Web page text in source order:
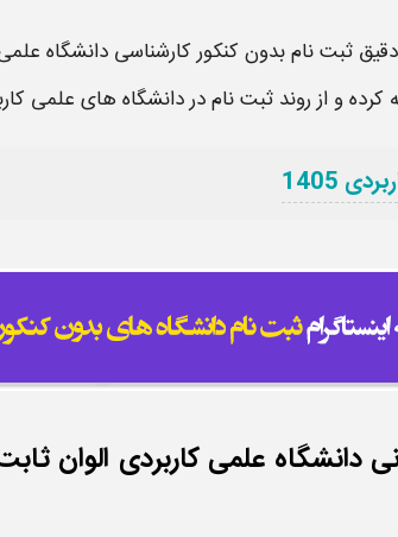
ثبت نام بدون کنکور کارشناسی دانشگاه
کرده و از روند ثبت نام در دانشگاه های علمی
1405
دانشگاه علمی کاربردی الوان